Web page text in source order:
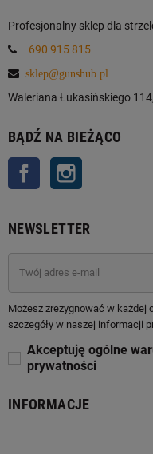
Profesjonalny sklep dla
690 915 815
sklep@gunshub.pl
Waleriana Łukasińskiego
BĄDŹ NA BIEŻĄCO
Facebook
NEWSLETTER
Możesz zrezygnować w każdej
szczegóły w naszej informacji
Akceptuję ogólne
prywatności
INFORMACJE